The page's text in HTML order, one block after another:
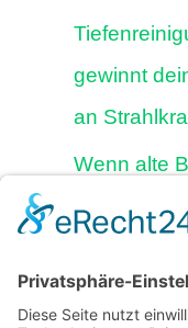
gewinnt
an
Wenn alte
Gesundheit